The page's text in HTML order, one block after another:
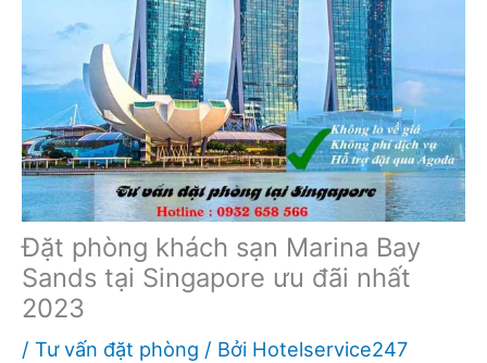
Đặt phòng khách sạn Marina Bay
Sands tại Singapore ưu đãi nhất
2023
/ Tư vấn đặt phòng / Bởi Hotelservice247